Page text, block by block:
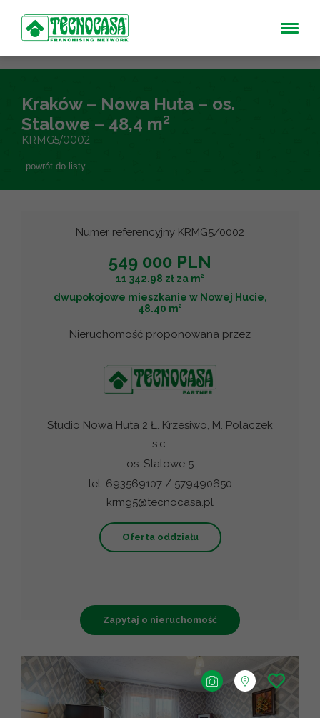
Kraków – Nowa Huta – os.
Stalowe – 48,4 m²
KRMG5/0002
powrót do listy
Numer referencyjny KRMG5/0002
549 000 PLN
11 342.98 zł za m2
dwupokojowe mieszkanie w Nowej Hucie,
48.40 m2
Nieruchomość proponowana przez
Studio Nowa Huta 2 Ł. Krzesiwo, M. Polaczek
s.c.
os. Stalowe 5
tel. 693569107 / 579490650
krmg5@tecnocasa.pl
Oferta oddziału
Zapytaj o nieruchomość